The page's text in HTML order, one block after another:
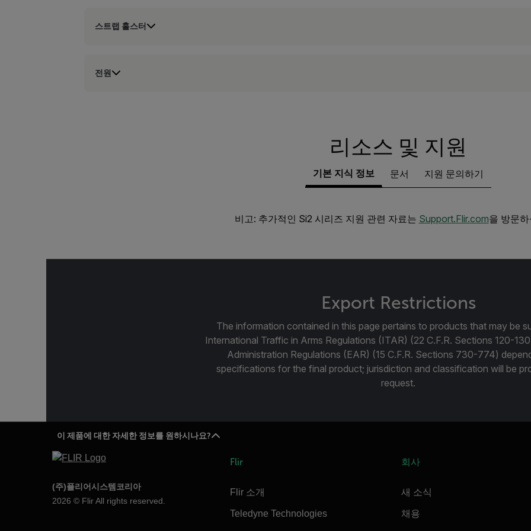
스트랩 홀스터
전원
리소스 및 지원
기본 지식 정보 문서 지원 문의하기
비고: 추가적인 Si2 시리즈 지원 관련 자료는 Support.Flir.com을 방문
Export Restrictions
The information contained in this page pertains to products that may be
International Traffic in Arms Regulations (ITAR) (22 C.F.R. Sections 120-
Administration Regulations (EAR) (15 C.F.R. Sections 730-774)
specifications for the final product; jurisdiction and classification will be
request.
이 제품에 대한 자세한 정보를 원하시나요?
(주)플리어시스템코리아
2026 © Flir All rights reserved.
Flir
Flir 소개
Teledyne Technologies
회사
새 소식
채용